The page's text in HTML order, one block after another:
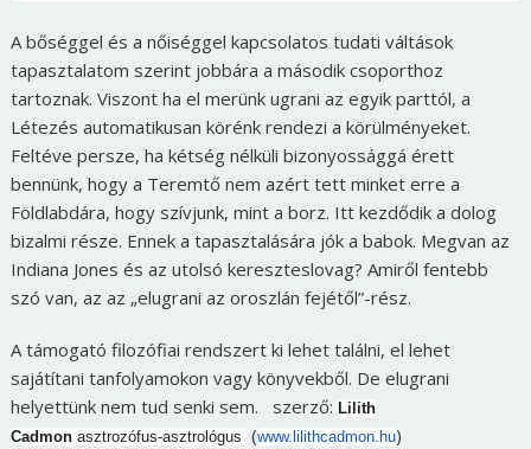
A bőséggel és a nőiséggel kapcsolatos tudati váltások
tapasztalatom szerint jobbára a második csoporthoz
tartoznak. Viszont ha el merünk ugrani az egyik parttól, a
Létezés automatikusan körénk rendezi a körülményeket.
Feltéve persze, ha kétség nélküli bizonyossággá érett
bennünk, hogy a Teremtő nem azért tett minket erre a
Földlabdára, hogy szívjunk, mint a borz. Itt kezdődik a dolog
bizalmi része. Ennek a tapasztalására jók a babok. Megvan az
Indiana Jones és az utolsó kereszteslovag? Amiről fentebb
szó van, az az „elugrani az oroszlán fejétől”-rész.
A támogató filozófiai rendszert ki lehet találni, el lehet
sajátítani tanfolyamokon vagy könyvekből. De elugrani
helyettünk nem tud senki sem. szerző: Lilith
Cadmon asztrozófus-asztrológus (www.lilithcadmon.hu)